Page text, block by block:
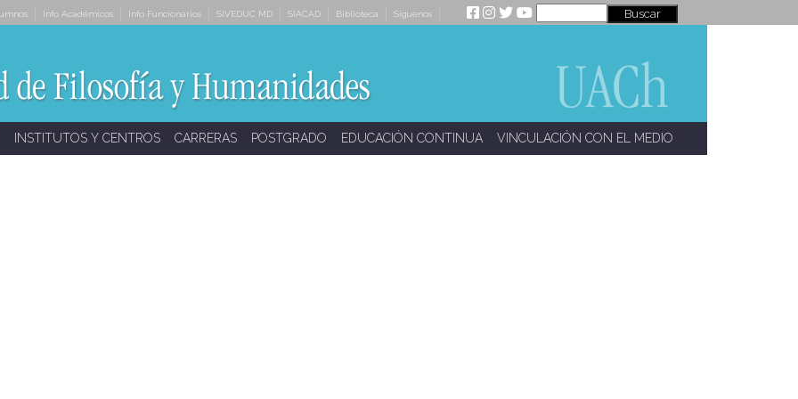
Info Académicos Info Funcionarios SIVEDUC MD SIACAD Biblioteca Síguenos
INSTITUTOS Y CENTROS CARRERAS POSTGRADO EDUCACIÓN CONTINUA VINCULACIÓN CON EL MEDIO